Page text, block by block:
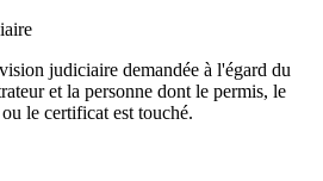
judiciaire demandée à l'égard du
et la personne dont le permis, le
le certificat est touché.